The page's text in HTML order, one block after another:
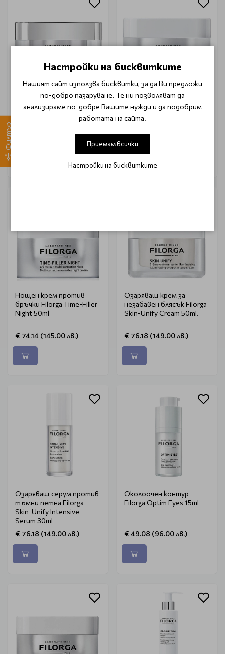
Филтър
Мулти-коригиращ
околочен крем Filorga
NCEF Reverse Eyes 15ml
€ 83.34 (163.00 лв.)
Нощен крем Filorga
SLEEP & LIFT 50ml
€ 84.87 (166.00 лв.)
Нощен крем против
бръчки Filorga Time-Filler
Night 50ml
€ 74.14 (145.00 лв.)
Озаряващ крем за
незабавен блясък Filorga
Skin-Unify Cream 50ml.
€ 76.18 (149.00 лв.)
Озаряващ серум против
тъмни петна Filorga
Skin-Unify Intensive
Serum 30ml
€ 76.18 (149.00 лв.)
Околоочен контур
Filorga Optim Eyes 15ml
€ 49.08 (96.00 лв.)
Настройки на бисквитките
Нашият сайт използва бисквитки, за да Ви предложи
по-добро пазаруване. Те ни позволяват да
анализираме по-добре Вашите нужди и да подобрим
работата на сайта.
Приемам всички
Настройки на бисквитките